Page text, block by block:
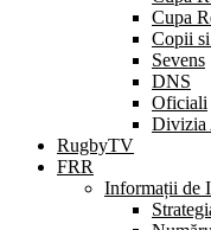
Cupa
Copii
Sevens
DNS
Oficiali
Divizia
RugbyTV
FRR
Informații de